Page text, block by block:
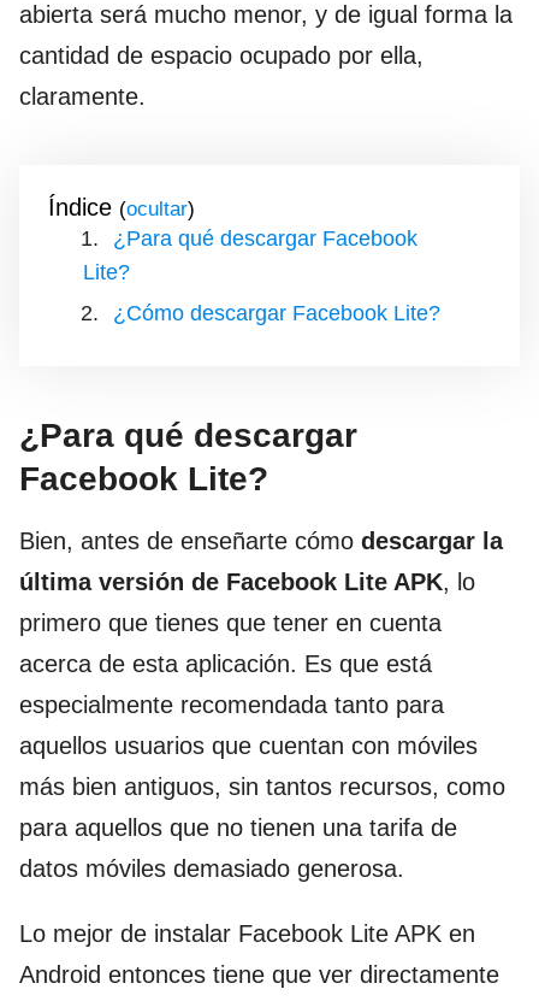
abierta será mucho menor, y de igual forma la
cantidad de espacio ocupado por ella,
claramente.
Índice ( )
¿Para qué descargar Facebook
Lite?
¿Cómo descargar Facebook Lite?
¿Para qué descargar
Facebook Lite?
Bien, antes de enseñarte cómo descargar la
última versión de Facebook Lite APK, lo
primero que tienes que tener en cuenta
acerca de esta aplicación. Es que está
especialmente recomendada tanto para
aquellos usuarios que cuentan con móviles
más bien antiguos, sin tantos recursos, como
para aquellos que no tienen una tarifa de
datos móviles demasiado generosa.
Lo mejor de instalar Facebook Lite APK en
Android entonces tiene que ver directamente